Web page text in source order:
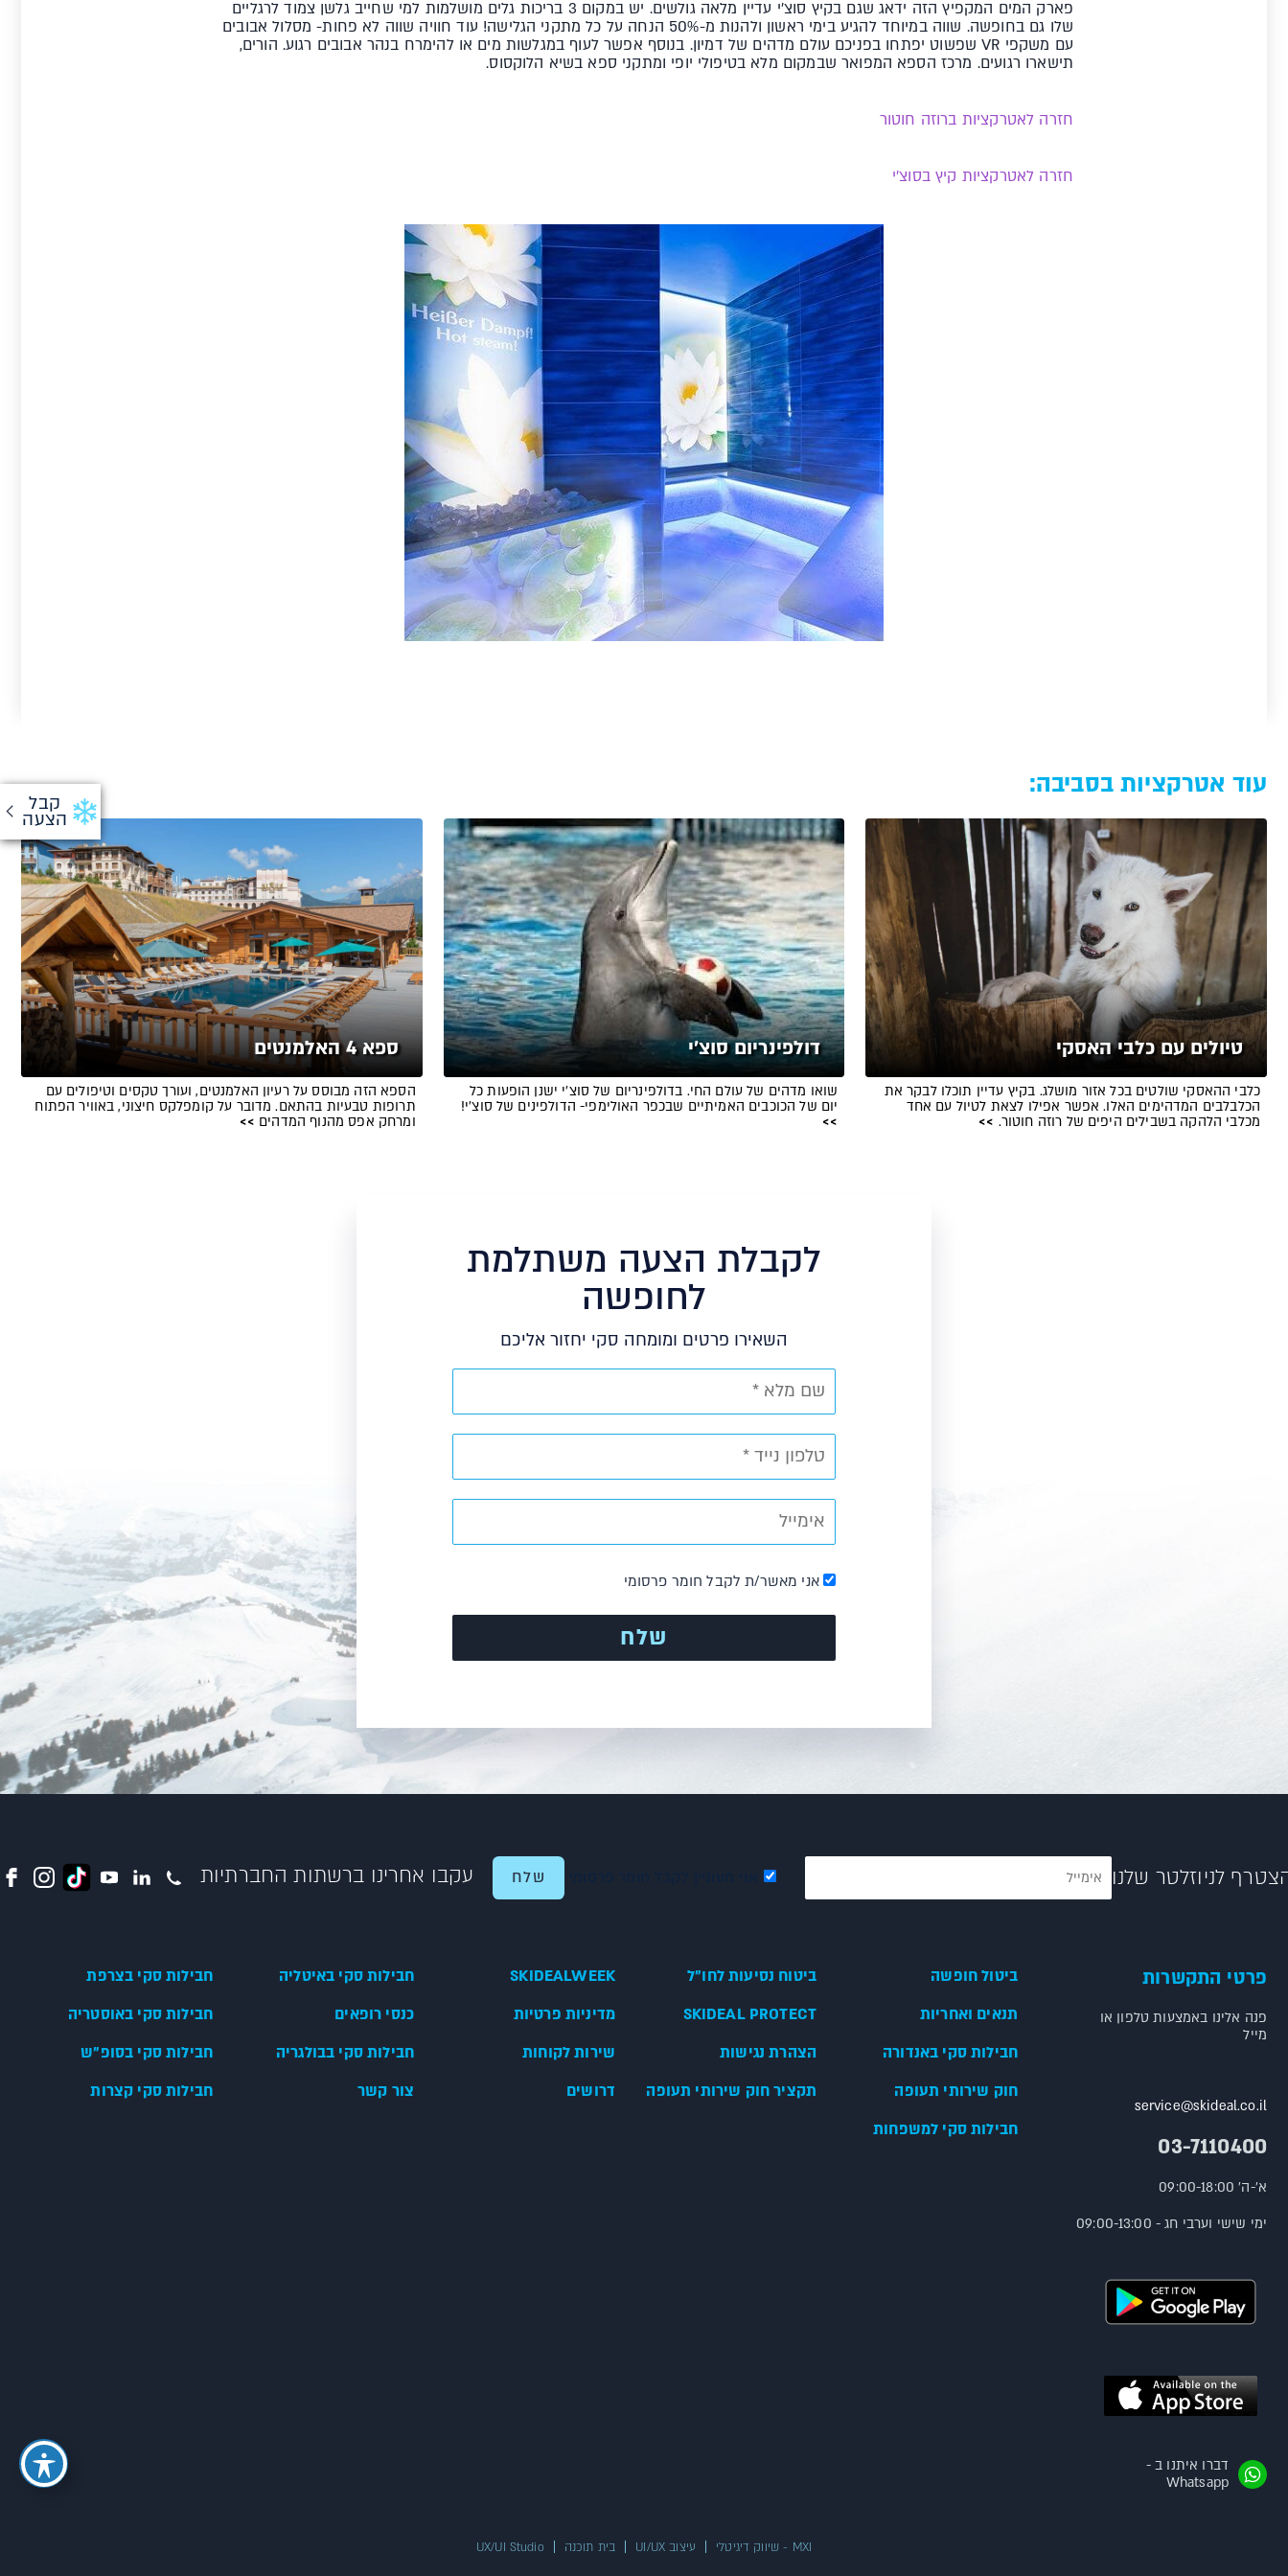
קבל
הצעה
פארק המים המקפיץ הזה ידאג שגם בקיץ סוצ'י עדיין מלאה גולשים. יש במקום 3 בריכות גלים מושלמות למי שחייב גלשן צמוד לרגליים
שלו גם בחופשה. שווה במיוחד להגיע בימי ראשון ולהנות מ-50% הנחה על כל מתקני הגלישה! עוד חוויה שווה לא פחות- מסלול אבובים
עם משקפי VR שפשוט יפתחו בפניכם עולם מדהים של דמיון. בנוסף אפשר לעוף במגלשות מים או להימרח בנהר אבובים רגוע. הורים,
תישארו רגועים. מרכז הספא המפואר שבמקום מלא בטיפולי יופי ומתקני ספא בשיא הלוקסוס.
חזרה לאטרקציות ברוזה חוטור
חזרה לאטרקציות קיץ בסוצ'י
עוד אטרקציות בסביבה:
טיולים עם כלבי האסקי
כלבי ההאסקי שולטים בכל אזור מושלג. בקיץ עדיין תוכלו לבקר את
הכלבלבים המדהימים האלו. אפשר אפילו לצאת לטיול עם אחד
מכלבי הלהקה בשבילים היפים של רוזה חוטור. >>
דולפינריום סוצ'י
שואו מדהים של עולם החי. בדולפינריום של סוצ'י ישנן הופעות כל
יום של הכוכבים האמיתיים שבכפר האולימפי- הדולפינים של סוצ'י!
>>
ספא 4 האלמנטים
הספא הזה מבוסס על רעיון האלמנטים, ועורך טקסים וטיפולים עם
תרופות טבעיות בהתאם. מדובר על קומפלקס חיצוני, באוויר הפתוח
ומרחק אפס מהנוף המדהים >>
לקבלת הצעה משתלמת
לחופשה
השאירו פרטים ומומחה סקי יחזור אליכם
אני מאשר/ת לקבל חומר פרסומי
לניוזלטר שלנו עקבו אחרינו ברשתות החברתיות
פרטי התקשרות
פנה אלינו באמצעות טלפון או
מייל
service@skideal.co.il
03-7110400
א'-ה' 09:00-18:00
ימי שישי וערבי חג - 09:00-13:00
דברו איתנו ב -
Whatsapp
ביטול חופשה ביטוח נסיעות לחו"ל SKIDEALWEEK חבילות סקי באיטליה
חבילות סקי בצרפת
תנאים ואחריות
SKIDEAL PROTECT מדיניות פרטיות כנסי רופאים
חבילות סקי באוסטריה
חבילות סקי באנדורה
הצהרת נגישות שירות לקוחות חבילות סקי בבולגריה
חבילות סקי בסופ"ש
חוק שירותי תעופה
תקציר חוק שירותי תעופה דרושים צור קשר
חבילות סקי קצרות
חבילות סקי למשפחות
UX/UI Studio בית תוכנה עיצוב UI/UX MXI - שיווק דיגיטלי